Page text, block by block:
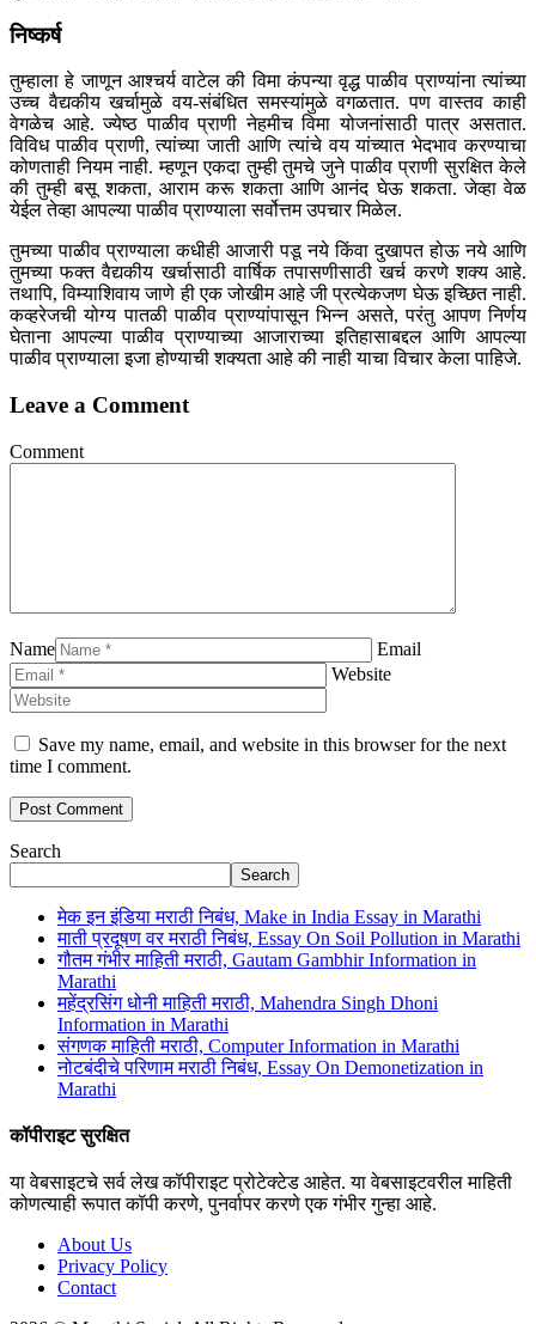
निष्कर्ष
तुम्हाला हे जाणून आश्चर्य वाटेल की विमा कंपन्या वृद्ध पाळीव प्राण्यांना त्यांच्या
उच्च वैद्यकीय खर्चामुळे वय-संबंधित समस्यांमुळे वगळतात. पण वास्तव काही
वेगळेच आहे. ज्येष्ठ पाळीव प्राणी नेहमीच विमा योजनांसाठी पात्र असतात.
विविध पाळीव प्राणी, त्यांच्या जाती आणि त्यांचे वय यांच्यात भेदभाव करण्याचा
कोणताही नियम नाही. म्हणून एकदा तुम्ही तुमचे जुने पाळीव प्राणी सुरक्षित केले
की तुम्ही बसू शकता, आराम करू शकता आणि आनंद घेऊ शकता. जेव्हा वेळ
येईल तेव्हा आपल्या पाळीव प्राण्याला सर्वोत्तम उपचार मिळेल.
तुमच्या पाळीव प्राण्याला कधीही आजारी पडू नये किंवा दुखापत होऊ नये आणि
तुमच्या फक्त वैद्यकीय खर्चासाठी वार्षिक तपासणीसाठी खर्च करणे शक्य आहे.
तथापि, विम्याशिवाय जाणे ही एक जोखीम आहे जी प्रत्येकजण घेऊ इच्छित नाही.
कव्हरेजची योग्य पातळी पाळीव प्राण्यांपासून भिन्न असते, परंतु आपण निर्णय
घेताना आपल्या पाळीव प्राण्याच्या आजाराच्या इतिहासाबद्दल आणि आपल्या
पाळीव प्राण्याला इजा होण्याची शक्यता आहे की नाही याचा विचार केला पाहिजे.
Leave a Comment
Comment
Name
Email
Website
Save my name, email, and website in this browser for the next
time I comment.
Search
Search
मेक इन इंडिया मराठी निबंध, Make in India Essay in Marathi
माती प्रदूषण वर मराठी निबंध, Essay On Soil Pollution in Marathi
गौतम गंभीर माहिती मराठी, Gautam Gambhir Information in
Marathi
महेंद्रसिंग धोनी माहिती मराठी, Mahendra Singh Dhoni
Information in Marathi
संगणक माहिती मराठी, Computer Information in Marathi
नोटबंदीचे परिणाम मराठी निबंध, Essay On Demonetization in
Marathi
कॉपीराइट सुरक्षित
या वेबसाइटचे सर्व लेख कॉपीराइट प्रोटेक्टेड आहेत. या वेबसाइटवरील माहिती
कोणत्याही रूपात कॉपी करणे, पुनर्वापर करणे एक गंभीर गुन्हा आहे.
About Us
Privacy Policy
Contact